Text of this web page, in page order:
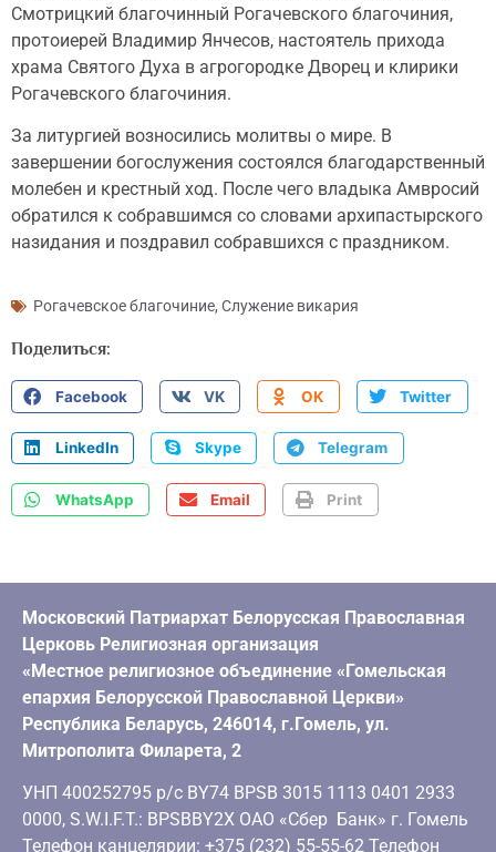
Смотрицкий благочинный Рогачевского благочиния,
протоиерей Владимир Янчесов, настоятель прихода
храма Святого Духа в агрогородке Дворец и клирики
Рогачевского благочиния.
За литургией возносились молитвы о мире. В
завершении богослужения состоялся благодарственный
молебен и крестный ход. После чего владыка Амвросий
обратился к собравшимся со словами архипастырского
назидания и поздравил собравшихся с праздником.
Рогачевское благочиние, Служение викария
Поделиться:
Facebook VK OK Twitter
LinkedIn Skype Telegram
WhatsApp Email Print
Московский Патриархат Белорусская Православная
Церковь Религиозная организация
«Местное религиозное объединение «Гомельская
епархия Белорусской Православной Церкви»
Республика Беларусь, 246014, г.Гомель, ул.
Митрополита Филарета, 2
УНП 400252795 р/с BY74 BPSB 3015 1113 0401 2933
0000, S.W.I.F.T.: BPSBBY2X ОАО «Сбер Банк» г. Гомель
Телефон канцелярии: +375 (232) 55-55-62 Телефон